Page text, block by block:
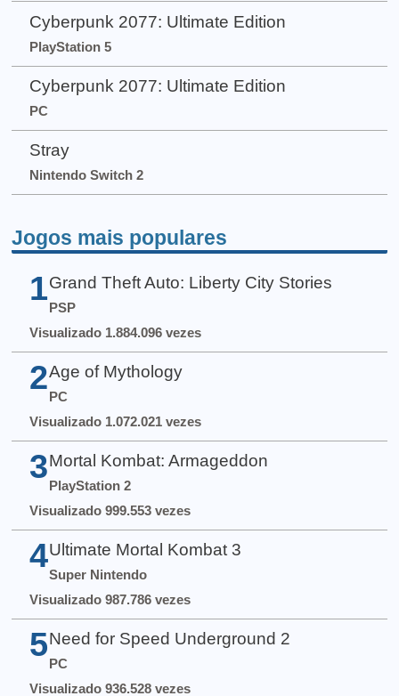
Cyberpunk 2077: Ultimate Edition
PlayStation 5
Cyberpunk 2077: Ultimate Edition
PC
Stray
Nintendo Switch 2
Jogos mais populares
1 Grand Theft Auto: Liberty City Stories
PSP
Visualizado 1.884.096 vezes
2 Age of Mythology
PC
Visualizado 1.072.021 vezes
3 Mortal Kombat: Armageddon
PlayStation 2
Visualizado 999.553 vezes
4 Ultimate Mortal Kombat 3
Super Nintendo
Visualizado 987.786 vezes
5 Need for Speed Underground 2
PC
Visualizado 936.528 vezes